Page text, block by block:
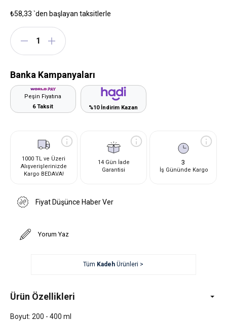
₺58,33 `den başlayan taksitlerle
Banka Kampanyaları
Peşin Fiyatına
6 Taksit
%10 İndirim Kazan
1000 TL ve Üzeri
Alışverişlerinizde
Kargo BEDAVA!
14 Gün İade
Garantisi
3
İş Gününde Kargo
Fiyat Düşünce Haber Ver
Yorum Yaz
Tüm Kadeh Ürünleri >
Ürün Özellikleri
Boyut: 200 - 400 ml